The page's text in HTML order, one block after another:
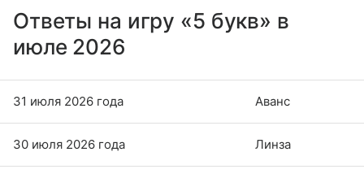
Ответы на игру «5 букв» в
июле 2026
31 июля 2026 года Аванс
30 июля 2026 года Линза